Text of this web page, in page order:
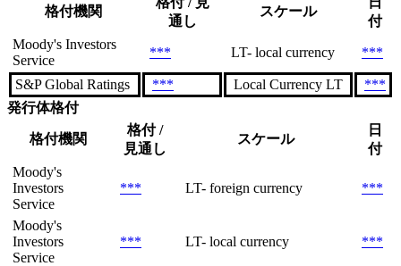
格付機関
通し
スケール
付
Moody's Investors
Service
*** LT- local currency ***
S&P Global Ratings *** Local Currency LT
***
発行体格付
格付機関
格付 /
見通し
スケール
日
付
Moody's
Investors
Service
*** LT- foreign currency ***
Moody's
Investors
Service
*** LT- local currency ***